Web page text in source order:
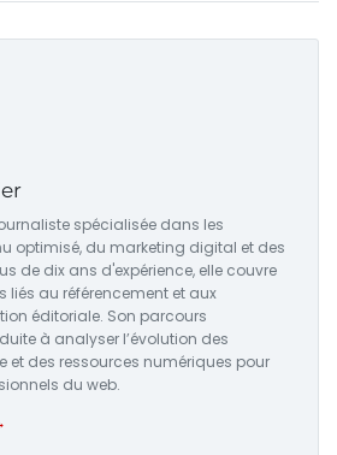
spécialisée dans les
optimisé, du marketing digital et des
de dix ans d'expérience, elle couvre
liés au référencement et aux
éditoriale. Son parcours
à analyser l’évolution des
et des ressources numériques pour
du web.